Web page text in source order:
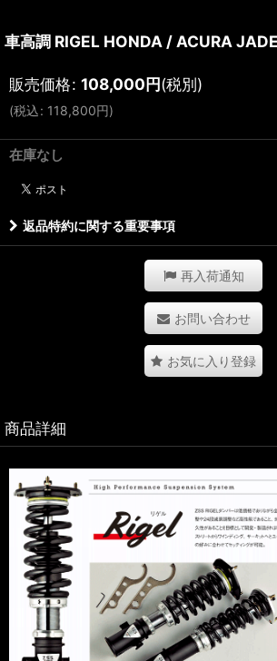
車高調 RIGEL HONDA / ACURA JADE
販売価格: 108,000円(税別)
(税込: 118,800円)
在庫なし
返品特約に関する重要事項
再入荷通知
お問い合わせ
お気に入り登録
商品詳細